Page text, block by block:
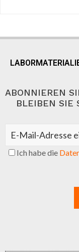
ABONNIEREN
BLEIBEN SIE
Ich habe die